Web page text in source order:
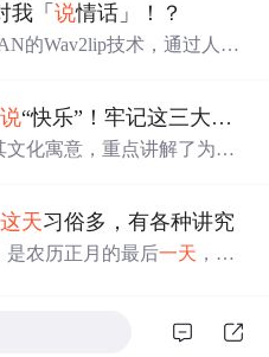
现。
我「说情话」！？
的Wav2lip技术，通过人脸
的魅力。
说“快乐”！牢记这三大习俗两大忌讳，为父母添福纳祥
化寓意，重点讲解了为何
提醒注意两大忌讳：避免
旨在帮助读者更好地理解
这天习俗多，有各种讲究
是农历正月的最后一天 ，其
一年的平安、健康和好运。